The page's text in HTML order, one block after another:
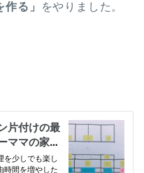
る」 をやりました。